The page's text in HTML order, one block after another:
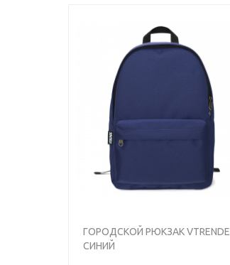
ГОРОДСКОЙ РЮКЗАК VTRENDE
СИНИЙ